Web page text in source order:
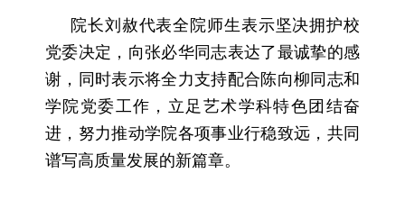
院长刘赦代表全院师生表示坚决拥护校
党委决定，向张必华同志表达了最诚挚的感
谢，同时表示将全力支持配合陈向柳同志和
学院党委工作，立足艺术学科特色团结奋
进，努力推动学院各项事业行稳致远，共同
谱写高质量发展的新篇章。